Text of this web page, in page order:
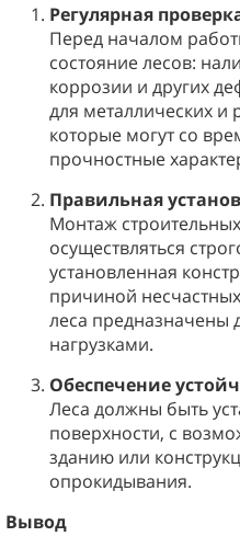
Регулярная
Перед началом
состояние лесов:
коррозии и других
для металлических и
которые могут со
прочностные
Правильная
Монтаж
осуществляться
установленная
причиной
леса предназначены
нагрузками.
Обеспечение
Леса должны быть
поверхности, с
зданию или
опрокидывания.
Вывод